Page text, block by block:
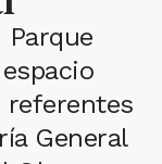
referentes
General